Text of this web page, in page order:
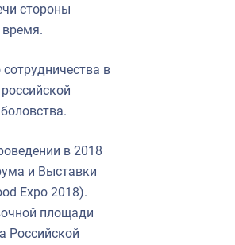
стороны
время.
в
в 2018
и Выставки
Expo 2018).
площади
Российской